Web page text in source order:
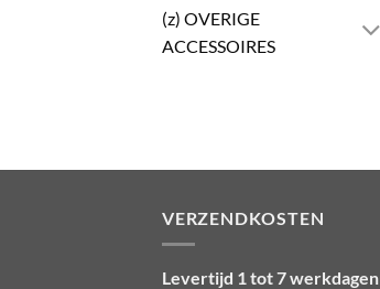
(z) OVERIGE
ACCESSOIRES
VERZENDKOSTEN
Levertijd 1 tot 7 werkdagen